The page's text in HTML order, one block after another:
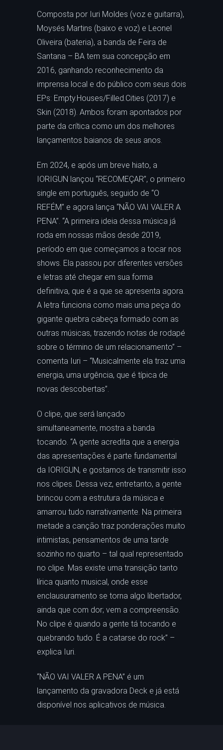
Composta por Iuri Moldes (voz e guitarra),
Moysés Martins (baixo e voz) e Leonel
Oliveira (bateria), a banda de Feira de
Santana – BA tem sua concepção em
2016, ganhando reconhecimento da
imprensa local e do público com seus dois
EPs: Empty.Houses/Filled.Cities (2017) e
Skin (2018). Ambos foram apontados por
parte da crítica como um dos melhores
lançamentos baianos de seus anos.
Em 2024, e após um breve hiato, a
IORIGUN lançou “RECOMEÇAR”, o primeiro
single em português, seguido de “O
REFÉM” e agora lança “NÃO VAI VALER A
PENA”. “A primeira ideia dessa música já
roda em nossas mãos desde 2019,
período em que começamos a tocar nos
shows. Ela passou por diferentes versões
e letras até chegar em sua forma
definitiva, que é a que se apresenta agora.
A letra funciona como mais uma peça do
gigante quebra cabeça formado com as
outras músicas, trazendo notas de rodapé
sobre o término de um relacionamento” –
comenta Iuri – “Musicalmente ela traz uma
energia, uma urgência, que é típica de
novas descobertas”.
O clipe, que será lançado
simultaneamente, mostra a banda
tocando. “A gente acredita que a energia
das apresentações é parte fundamental
da IORIGUN, e gostamos de transmitir isso
nos clipes. Dessa vez, entretanto, a gente
brincou com a estrutura da música e
amarrou tudo narrativamente. Na primeira
metade a canção traz ponderações muito
intimistas, pensamentos de uma tarde
sozinho no quarto – tal qual representado
no clipe. Mas existe uma transição tanto
lírica quanto musical, onde esse
enclausuramento se torna algo libertador,
ainda que com dor; vem a compreensão.
No clipe é quando a gente tá tocando e
quebrando tudo. É a catarse do rock” –
explica Iuri.
“NÃO VAI VALER A PENA” é um
lançamento da gravadora Deck e já está
disponível nos aplicativos de música.